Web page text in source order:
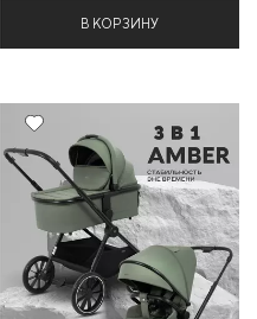
В КОРЗИНУ
16%